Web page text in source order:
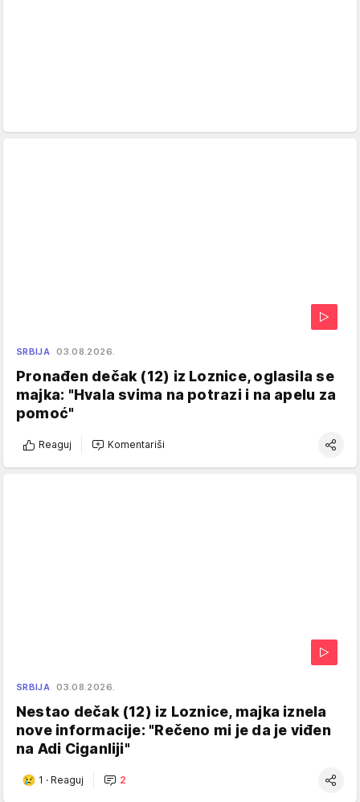
SRBIJA 03.08.2026.
Pronađen dečak (12) iz Loznice, oglasila se
majka: "Hvala svima na potrazi i na apelu za
pomoć"
Reaguj Komentariši
SRBIJA 03.08.2026.
Nestao dečak (12) iz Loznice, majka iznela
nove informacije: "Rečeno mi je da je viđen
na Adi Ciganliji"
1 · Reaguj 2